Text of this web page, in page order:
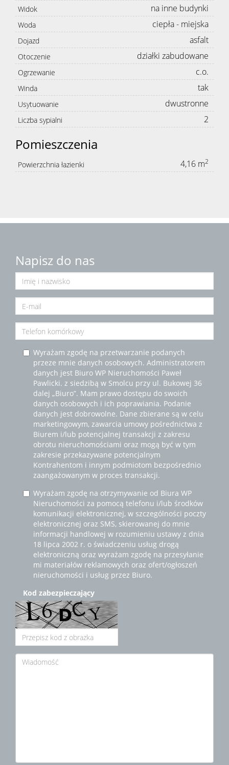
Widok na inne budynki
Woda ciepła - miejska
Dojazd asfalt
Otoczenie działki zabudowane
Ogrzewanie c.o.
Winda tak
Usytuowanie dwustronne
Liczba sypialni 2
Pomieszczenia
Powierzchnia łazienki 4,16 m2
Napisz do nas
Wyrażam zgodę na przetwarzanie podanych
przeze mnie danych osobowych. Administratorem
danych jest Biuro WP Nieruchomości Paweł
Pawlicki. z siedzibą w Smolcu przy ul. Bukowej 36
dalej „Biuro”. Mam prawo dostępu do swoich
danych osobowych i ich poprawiania. Podanie
danych jest dobrowolne. Dane zbierane są w celu
marketingowym, zawarcia umowy pośrednictwa z
Biurem i/lub potencjalnej transakcji z zakresu
obrotu nieruchomościami oraz mogą być w tym
zakresie przekazywane potencjalnym
Kontrahentom i innym podmiotom bezpośrednio
zaangażowanym w proces transakcji.
Wyrażam zgodę na otrzymywanie od Biura WP
Nieruchomości za pomocą telefonu i/lub środków
komunikacji elektronicznej, w szczególności poczty
elektronicznej oraz SMS, skierowanej do mnie
informacji handlowej w rozumieniu ustawy z dnia
18 lipca 2002 r. o świadczeniu usług drogą
elektroniczną oraz wyrażam zgodę na przesyłanie
mi materiałów reklamowych oraz ofert/ogłoszeń
nieruchomości i usług przez Biuro.
Kod zabezpieczający